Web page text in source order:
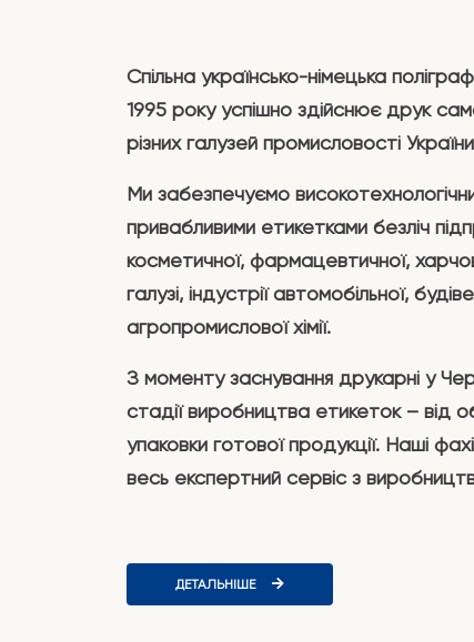
Спільна українсько-німецька
1995 року успішно здійснює друк
різних галузей промисловості
Ми забезпечуємо
привабливими етикетками безліч
косметичної, фармацевтичної,
галузі, індустрії автомобільної,
агропромислової хімії.
З моменту заснування друкарні у
стадії виробництва етикеток – від
упаковки готової продукції. Наші
весь експертний сервіс з
ДЕТАЛЬНІШЕ